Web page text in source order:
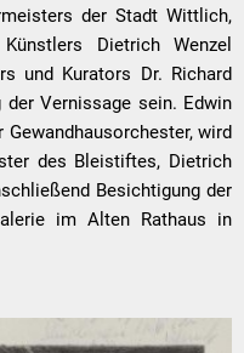
der Stadt Wittlich,
Dietrich Wenzel
und Kurators Dr. Richard
Vernissage sein. Edwin
wird
des Bleistiftes, Dietrich
Besichtigung der
im Alten Rathaus in